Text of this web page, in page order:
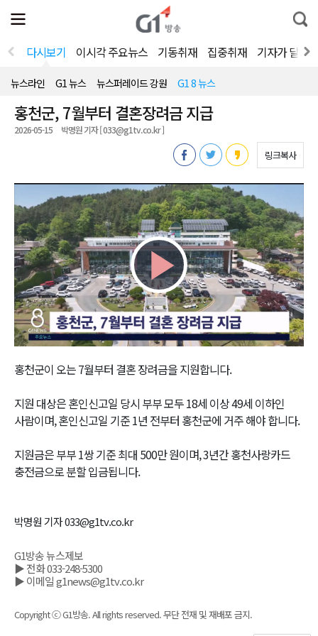
전
체
뉴
열
통
합
색
다시보기 이시각 주요뉴스 기동취재 집중취재 기자가 달려
뉴스라인 G1 뉴스 뉴스퍼레이드 강원 G1 8 뉴스
홍천군, 7월부터 결혼장려금 지급
2026-05-15 박명원 기자 [ 033@g1tv.co.kr ]
링크복사
Play
Video
홍천군이 오는 7월부터 결혼 장려금을 지원합니다.
지원 대상은 혼인신고일 당시 부부 모두 18세 이상 49세 이하인
사람이며, 혼인신고일 기준 1년 전부터 홍천군에 거주 해야 합니다.
지원금은 부부 1쌍 기준 최대 500만 원이며, 3년간 홍천사랑카드
충전금으로 분할 입금됩니다.
박명원 기자 033@g1tv.co.kr
G1방송 뉴스제보
▶ 전화 033-248-5300
▶ 이메일 g1news@g1tv.co.kr
Copyright ⓒ G1방송. All rights reserved. 무단 전재 및 재배포 금지.